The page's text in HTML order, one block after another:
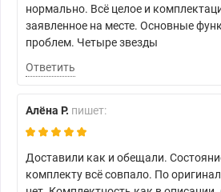
нормально. Всё целое и
заявленное на месте. Основные
проблем. Четыре звезды
Ответить
Алёна Р. пишет:
Доставили как и обещали.
комплекту всё совпало. По